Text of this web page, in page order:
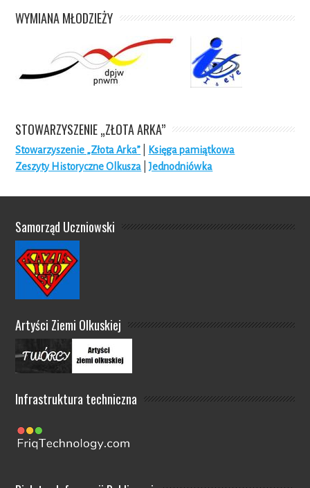
WYMIANA MŁODZIEŻY
STOWARZYSZENIE „ZŁOTA ARKA”
Stowarzyszenie „Złota Arka”
Księga pamiątkowa
Zeszyty Historyczne Olkusza |Jednodniówka
Samorząd Uczniowski
Artyści Ziemi Olkuskiej
Infrastruktura techniczna